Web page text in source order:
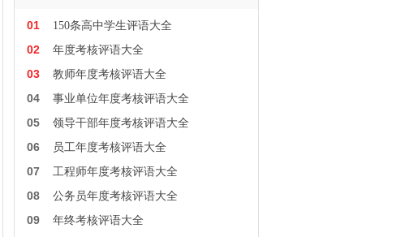
01 150条高中学生评语大全
02 年度考核评语大全
03 教师年度考核评语大全
04 事业单位年度考核评语大全
05 领导干部年度考核评语大全
06 员工年度考核评语大全
07 工程师年度考核评语大全
08 公务员年度考核评语大全
09 年终考核评语大全